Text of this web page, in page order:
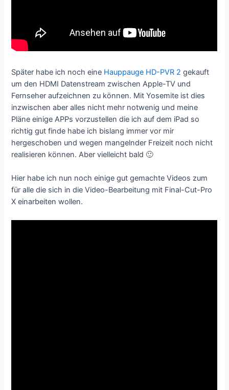
Später habe ich noch eine Hauppauge HD-PVR 2 gekauft
um den HDMI Datenstream zwischen Apple-TV und
Fernseher aufzeichnen zu können. Mit Yosemite ist dies
inzwischen aber alles nicht mehr notwenig und meine
Pläne einige APPs vorzustellen die ich auf dem iPad so
richtig gut finde habe ich bislang immer vor mir
hergeschoben und wegen mangelnder Freizeit noch nicht
realisieren können. Aber vielleicht bald 🙂
Hier habe ich nun noch einige gut gemachte Videos zum
für alle die sich in die Video-Bearbeitung mit Final-Cut-Pro
X einarbeiten wollen.